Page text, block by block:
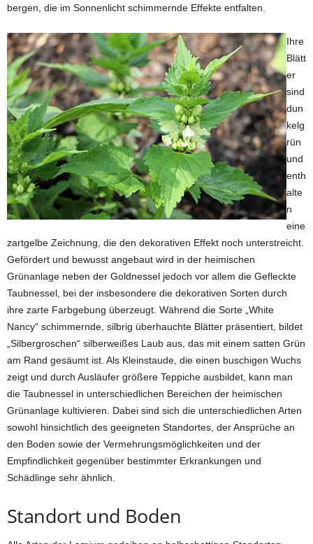
bergen, die im Sonnenlicht schimmernde Effekte entfalten.
Ihre
Blätt
er
sind
dun
kelg
rün
und
enth
alte
n
eine
zartgelbe Zeichnung, die den dekorativen Effekt noch unterstreicht.
Gefördert und bewusst angebaut wird in der heimischen
Grünanlage neben der Goldnessel jedoch vor allem die Gefleckte
Taubnessel, bei der insbesondere die dekorativen Sorten durch
ihre zarte Farbgebung überzeugt. Während die Sorte „White
Nancy“ schimmernde, silbrig überhauchte Blätter präsentiert, bildet
„Silbergroschen“ silberweißes Laub aus, das mit einem satten Grün
am Rand gesäumt ist. Als Kleinstaude, die einen buschigen Wuchs
zeigt und durch Ausläufer größere Teppiche ausbildet, kann man
die Taubnessel in unterschiedlichen Bereichen der heimischen
Grünanlage kultivieren. Dabei sind sich die unterschiedlichen Arten
sowohl hinsichtlich des geeigneten Standortes, der Ansprüche an
den Boden sowie der Vermehrungsmöglichkeiten und der
Empfindlichkeit gegenüber bestimmter Erkrankungen und
Schädlinge sehr ähnlich.
Standort und Boden